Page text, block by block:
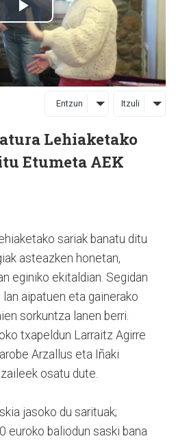
Entzun Itzuli
Lehiaketako
Etumeta AEK
sariak banatu ditu
asteazken honetan,
eginiko ekitaldian. Segidan
aipatuen eta gainerako
sorkuntza lanen berri.
txapeldun Larraitz Agirre
Arzallus eta Iñaki
osatu dute.
jasoko du sarituak;
euroko baliodun saski bana